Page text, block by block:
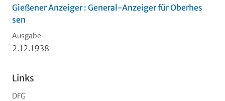
Gießener Anzeiger : General-Anzeiger für Oberhes
sen
Ausgabe
2.12.1938
Links
DFG